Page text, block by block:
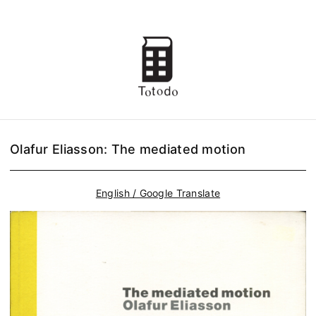
Olafur Eliasson: The mediated motion
English / Google Translate